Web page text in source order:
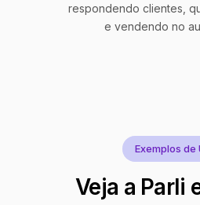
respondendo clientes,
e vendendo no
Exemplos de
Veja a Parli